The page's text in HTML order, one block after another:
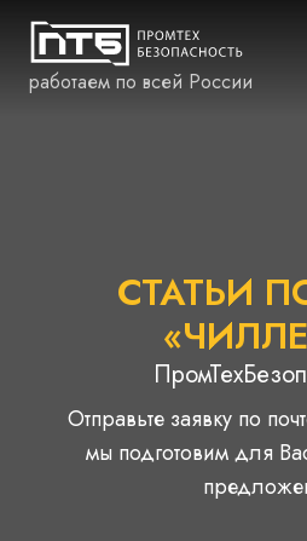
работаем по всей России
СТАТЬИ
Отправьте заявку по
мы подготовим для